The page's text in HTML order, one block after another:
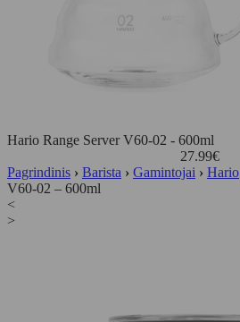
Hario Range Server V60-02 - 600ml
27.99€
Pagrindinis › Barista › Gamintojai › Hario
V60-02 – 600ml
<
>